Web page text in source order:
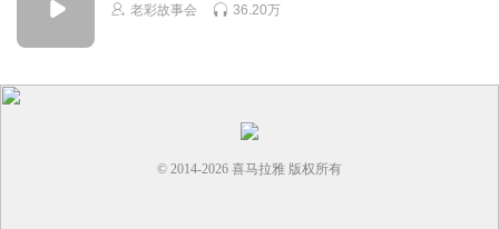
第5个注销用户
开 盲 盒 啦 ！ 😌😂🤨😍🥰 开到：A奖
老彩故事会 36.20万
© 2014-2026 喜马拉雅 版权所有